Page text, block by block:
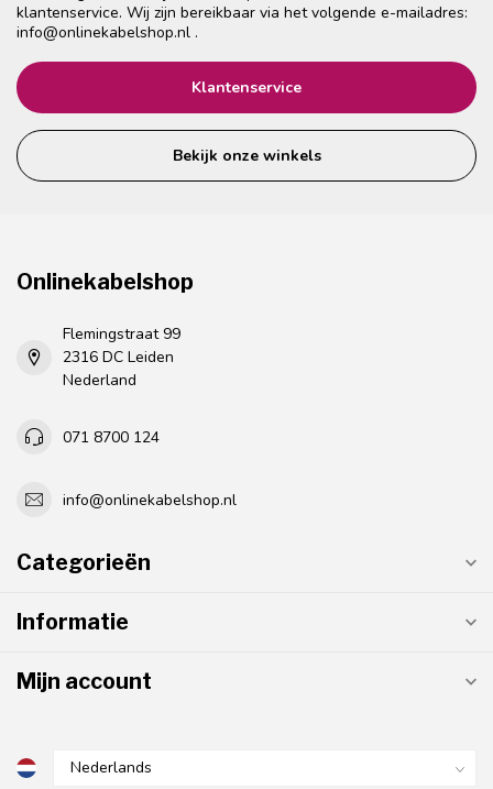
klantenservice. Wij zijn bereikbaar via het volgende e-mailadres:
info@onlinekabelshop.nl .
Klantenservice
Bekijk onze winkels
Onlinekabelshop
Flemingstraat 99
2316 DC Leiden
Nederland
071 8700 124
info@onlinekabelshop.nl
Categorieën
Informatie
Mijn account